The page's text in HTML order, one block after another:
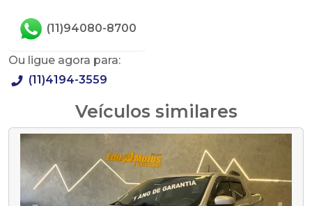
(11)94080-8700
Ou ligue agora para:
(11)4194-3559
Veículos similares